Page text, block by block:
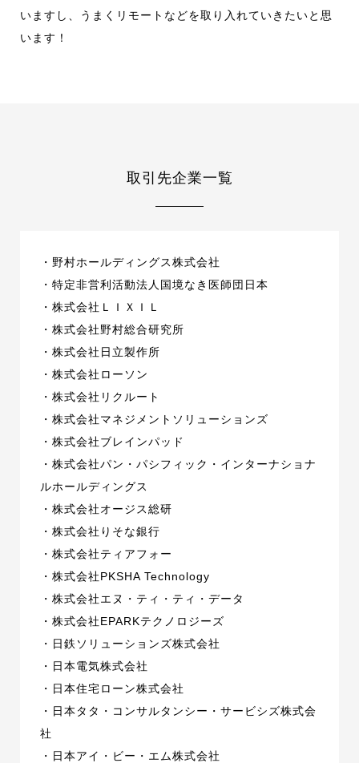
いますし、うまくリモートなどを取り入れていきたいと思
います！
取引先企業一覧
・野村ホールディングス株式会社
・特定非営利活動法人国境なき医師団日本
・株式会社ＬＩＸＩＬ
・株式会社野村総合研究所
・株式会社日立製作所
・株式会社ローソン
・株式会社リクルート
・株式会社マネジメントソリューションズ
・株式会社ブレインパッド
・株式会社パン・パシフィック・インターナショナ
ルホールディングス
・株式会社オージス総研
・株式会社りそな銀行
・株式会社ティアフォー
・株式会社PKSHA Technology
・株式会社エヌ・ティ・ティ・データ
・株式会社EPARKテクノロジーズ
・日鉄ソリューションズ株式会社
・日本電気株式会社
・日本住宅ローン株式会社
・日本タタ・コンサルタンシー・サービシズ株式会
社
・日本アイ・ビー・エム株式会社